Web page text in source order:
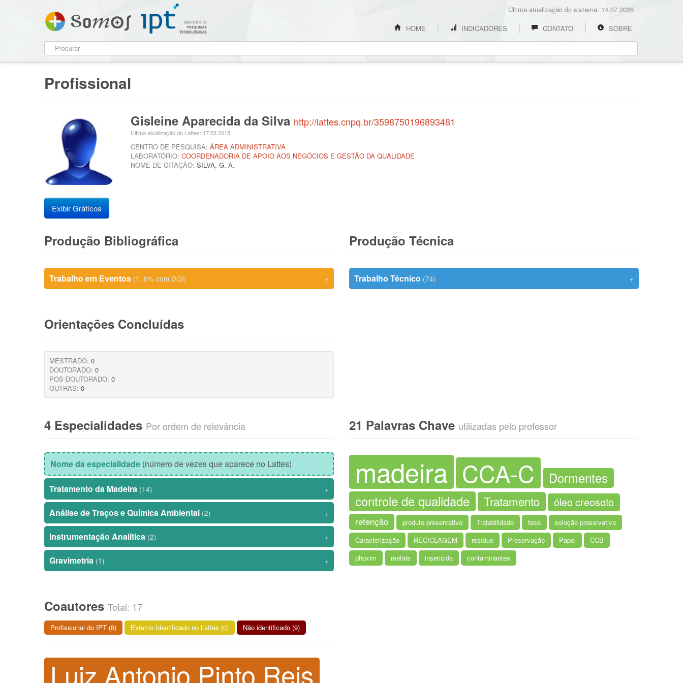
Última atualização do sistema: 14.07.2026
HOME
INDICADORES CONTATO SOBRE
Profissional
Gisleine Aparecida da Silva http://lattes.cnpq.br/3598750196893481
Última atualização do Lattes: 17.03.2015
CENTRO DE PESQUISA: ÁREA ADMINISTRATIVA
LABORATÓRIO: COORDENADORIA DE APOIO AOS NEGÓCIOS E GESTÃO DA QUALIDADE
NOME DE CITAÇÃO: SILVA, G. A.
Exibir Gráficos
Produção Bibliográfica
Trabalho em Eventos (1, 0% com DOI) +
Orientações Concluídas
MESTRADO: 0
DOUTORADO: 0
POS-DOUTORADO: 0
OUTRAS: 0
Produção Técnica
Trabalho Técnico (74) +
4 Especialidades Por ordem de relevância
Nome da especialidade (número de vezes que aparece no Lattes)
Tratamento da Madeira (14) +
Análise de Traços e Química Ambiental (2) +
Instrumentação Analítica (2) +
Gravimetria (1) +
Coautores Total: 17
Profissional do IPT (8) Externo Identificado no Lattes (0) Não identificado (9)
Luiz Antonio Pinto Reis
21 Palavras Chave utilizadas pelo professor
madeira CCA-C
Dormentes
controle de qualidade
Tratamento óleo creosoto
retenção produto preservativo Tratabilidade teca
solução preservativa
Caracterização
RECICLAGEM resíduo Preservação Papel
CCB
phoxim
metais inseticida contaminantes